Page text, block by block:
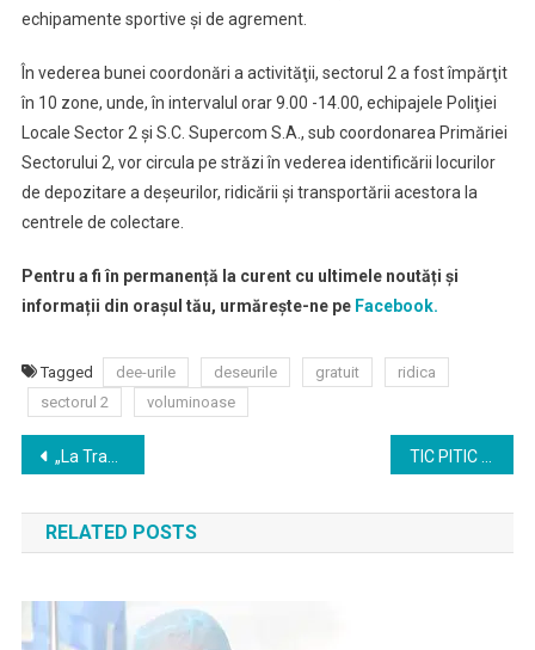
echipamente sportive şi de agrement.
În vederea bunei coordonări a activităţii, sectorul 2 a fost împărţit
în 10 zone, unde, în intervalul orar 9.00 -14.00, echipajele Poliţiei
Locale Sector 2 şi S.C. Supercom S.A., sub coordonarea Primăriei
Sectorului 2, vor circula pe străzi în vederea identificării locurilor
de depozitare a deşeurilor, ridicării şi transportării acestora la
centrele de colectare.
Pentru a fi în permanență la curent cu ultimele noutăți și
informații din orașul tău, urmărește-ne peFacebook.
Tagged dee-urile deseurile gratuit
ridica
sectorul 2
voluminoase
Navigare
în
articole
„La Traviata”, la început de an pe scena Operei Naţionale Bucureşti
RELATED POSTS